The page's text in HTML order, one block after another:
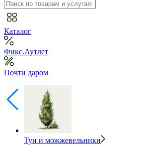
Каталог
Фикс.Аутлет
Почти даром
Туи и можжевельники